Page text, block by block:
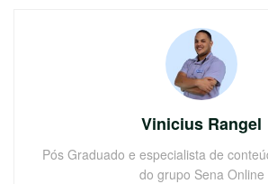
Vinicius Rangel
Pós Graduado e especialista de
do grupo Sena Online